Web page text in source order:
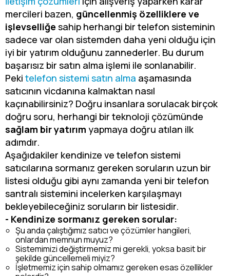
mercileri bazen, güncellenmiş özelliklere ve
işlevselliğe sahip herhangi bir telefon sisteminin
sadece var olan sistemden daha yeni olduğu için
iyi bir yatırım olduğunu zannederler. Bu durum
başarısız bir satın alma işlemi ile sonlanabilir.
Peki telefon sistemi satın alma aşamasında
satıcının vicdanına kalmaktan nasıl
kaçınabilirsiniz? Doğru insanlara sorulacak birçok
doğru soru, herhangi bir teknoloji çözümünde
sağlam bir yatırım yapmaya doğru atılan ilk
adımdır.
Aşağıdakiler kendinize ve telefon sistemi
satıcılarına sormanız gereken soruların uzun bir
listesi olduğu gibi aynı zamanda yeni bir telefon
santralı sistemini incelerken karşılaşmayı
bekleyebileceğiniz soruların bir listesidir.
- Kendinize sormanız gereken sorular:
Şu anda çalıştığımız satıcı ve çözümler hangileri,
onlardan memnun muyuz?
Sistemimizi değiştirmemiz mi gerekli, yoksa basit bir
şekilde güncellemeli miyiz?
İşletmemiz için sahip olmamız gereken esas özellikler